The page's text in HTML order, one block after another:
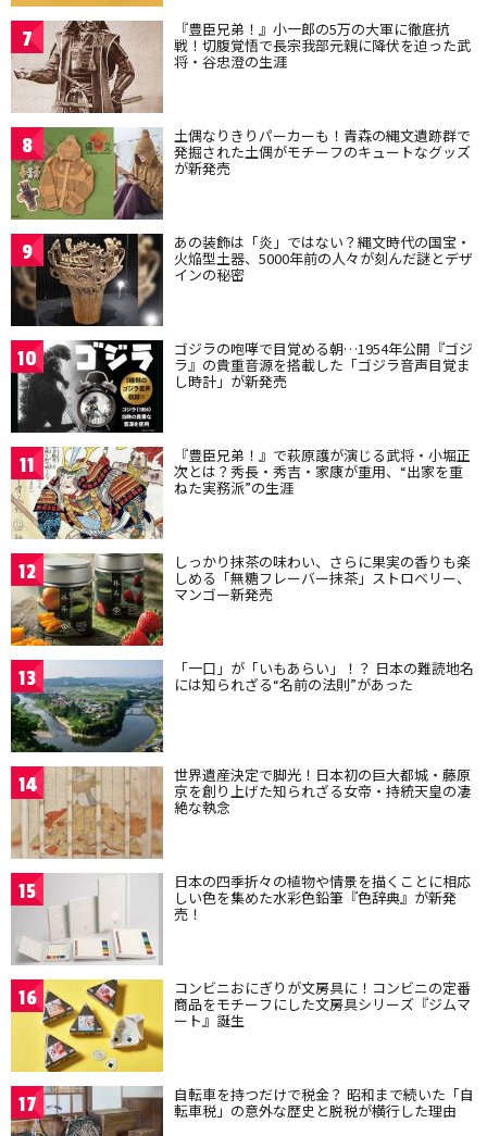
7 『豊臣兄弟！』小一郎の5万の大軍に徹底抗
戦！切腹覚悟で長宗我部元親に降伏を迫った武
将・谷忠澄の生涯
8 土偶なりきりパーカーも！青森の縄文遺跡群で
発掘された土偶がモチーフのキュートなグッズ
が新発売
9 あの装飾は「炎」ではない？縄文時代の国宝・
火焔型土器、5000年前の人々が刻んだ謎とデザ
インの秘密
10 ゴジラの咆哮で目覚める朝…1954年公開『ゴジ
ラ』の貴重音源を搭載した「ゴジラ音声目覚ま
し時計」が新発売
11 『豊臣兄弟！』で萩原護が演じる武将・小堀正
次とは？秀長・秀吉・家康が重用、“出家を重
ねた実務派”の生涯
12 しっかり抹茶の味わい、さらに果実の香りも楽
しめる「無糖フレーバー抹茶」ストロベリー、
マンゴー新発売
13 「一口」が「いもあらい」！？ 日本の難読地名
には知られざる“名前の法則”があった
14 世界遺産決定で脚光！日本初の巨大都城・藤原
京を創り上げた知られざる女帝・持統天皇の凄
絶な執念
15 日本の四季折々の植物や情景を描くことに相応
しい色を集めた水彩色鉛筆『色辞典』が新発
売！
16 コンビニおにぎりが文房具に！コンビニの定番
商品をモチーフにした文房具シリーズ『ジムマ
ート』誕生
17 自転車を持つだけで税金？ 昭和まで続いた「自
転車税」の意外な歴史と脱税が横行した理由